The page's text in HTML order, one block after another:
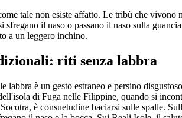
tale non esiste affatto. Le tribù che vivono
il naso o passano il naso sulla
a un leggero inchino.
riti senza labbra
labbra è un gesto estraneo e persino
di Fuga nelle Filippine, quando si
è consuetudine baciarsi sulle spalle.